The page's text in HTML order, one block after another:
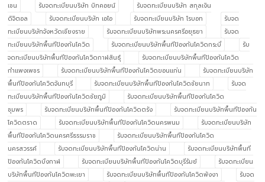
เชน
รับจดทะเบียนบริษัท บิทคอยน์
รับจดทะเบียนบริษัท สกุลเงิน
ดิจิตอล
รับจดทะเบียนบริษัท เอไอ รับจดทะเบียนบริษัท โรบอท
รับจด
ทะเบียนบริษัทจังหวัดเชียงราย
รับจดทะเบียนบริษัทพระนครศรีอยุธยา
รับจด
ทะเบียนบริษัทพื้นทีป้องกันโควิด
รับจดทะเบียนบริษัทพื้นทีป้องกันโควิดกระบี่
รับ
จดทะเบียนบริษัทพื้นทีป้องกันโควิดกาฬสินธุ์
รับจดทะเบียนบริษัทพื้นทีป้องกันโควิด
กำแพงเพชร
รับจดทะเบียนบริษัทพื้นทีป้องกันโควิดขอนแก่น
รับจดทะเบียนบริษัท
พื้นทีป้องกันโควิดจันทบุรี
รับจดทะเบียนบริษัทพื้นทีป้องกันโควิดชัยนาท
รับจด
ทะเบียนบริษัทพื้นทีป้องกันโควิดชัยภูมิ
รับจดทะเบียนบริษัทพื้นทีป้องกันโควิด
ชุมพร
รับจดทะเบียนบริษัทพื้นทีป้องกันโควิดตรัง
รับจดทะเบียนบริษัทพื้นทีป้องกัน
โควิดตราด
รับจดทะเบียนบริษัทพื้นทีป้องกันโควิดนครพนม
รับจดทะเบียนบริษัท
พื้นทีป้องกันโควิดนครศรีธรรมราช
รับจดทะเบียนบริษัทพื้นทีป้องกันโควิด
นครสวรรค์
รับจดทะเบียนบริษัทพื้นทีป้องกันโควิดน่าน
รับจดทะเบียนบริษัทพื้นที
ป้องกันโควิดบึงกาฬ
รับจดทะเบียนบริษัทพื้นทีป้องกันโควิดบุรีรัมย์
รับจดทะเบียน
บริษัทพื้นทีป้องกันโควิดพะเยา
รับจดทะเบียนบริษัทพื้นทีป้องกันโควิดพังงา
รับจด